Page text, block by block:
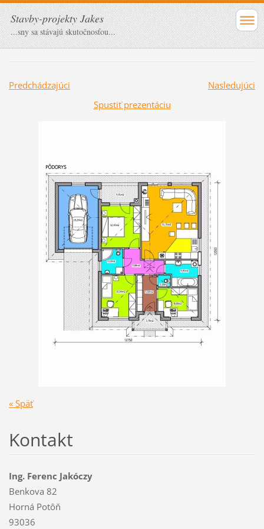
Stavby-projekty Jakes
...sny sa stávajú skutočnosťou...
Predchádzajúci
Nasledujúci
Spustiť prezentáciu
« Späť
Kontakt
Ing. Ferenc Jakóczy
Benkova 82
Horná Potôň
93036